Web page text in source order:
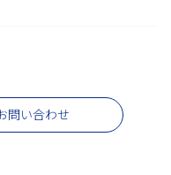
問い合わせ